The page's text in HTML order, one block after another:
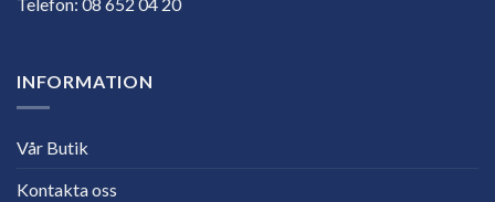
INFORMATION
Vår Butik
Kontakta oss